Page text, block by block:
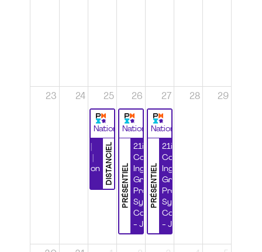
23 24 25
National
DISTANCIEL
Certification
26
National
PRÉSENTIEL
21ième
Congrès
Ingénierie
Grands
Projets et
Systèmes
Complexes
- Jour 1
27
National
PRÉSENTIEL
21ième
Congrès
Ingénierie
Grands
Projets et
Systèmes
Complexes
- Jour 2
28 29